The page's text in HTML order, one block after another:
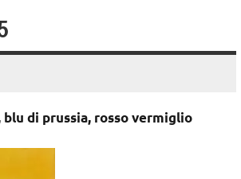
di prussia, rosso vermiglio